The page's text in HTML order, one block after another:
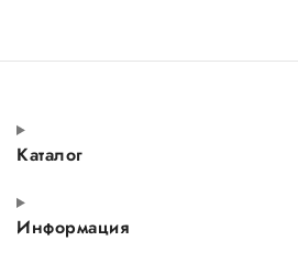
Каталог
Информация